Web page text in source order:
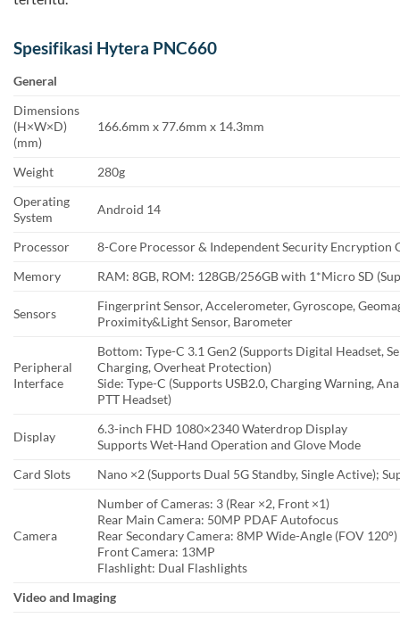
Spesifikasi Hytera PNC660
General
Dimensions
(H×W×D)
(mm)
166.6mm x 77.6mm x 14.3mm
Weight
280g
Operating
System
Android 14
Processor
8-Core Processor & Independent Security Encryption
Memory
RAM: 8GB, ROM: 128GB/256GB with 1*Micro SD
Sensors
Fingerprint Sensor, Accelerometer, Gyroscope,
Proximity&Light Sensor, Barometer
Peripheral
Interface
Bottom: Type-C 3.1 Gen2 (Supports Digital Headset,
Charging, Overheat Protection)
Side: Type-C (Supports USB2.0, Charging Warning,
PTT Headset)
Display
6.3-inch FHD 1080×2340 Waterdrop Display
Supports Wet-Hand Operation and Glove Mode
Card Slots
Nano ×2 (Supports Dual 5G Standby, Single Active);
Camera
Number of Cameras: 3 (Rear ×2, Front ×1)
Rear Main Camera: 50MP PDAF Autofocus
Rear Secondary Camera: 8MP Wide-Angle (FOV 120°)
Front Camera: 13MP
Flashlight: Dual Flashlights
Video and Imaging